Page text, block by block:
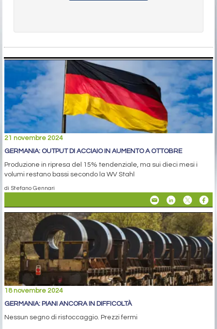
21 novembre 2024
GERMANIA: OUTPUT DI ACCIAIO IN AUMENTO A OTTOBRE
Produzione in ripresa del 15% tendenziale, ma sui dieci mesi i
volumi restano bassi secondo la WV Stahl
di Stefano Gennari
18 novembre 2024
GERMANIA: PIANI ANCORA IN DIFFICOLTÀ
Nessun segno di ristoccaggio. Prezzi fermi